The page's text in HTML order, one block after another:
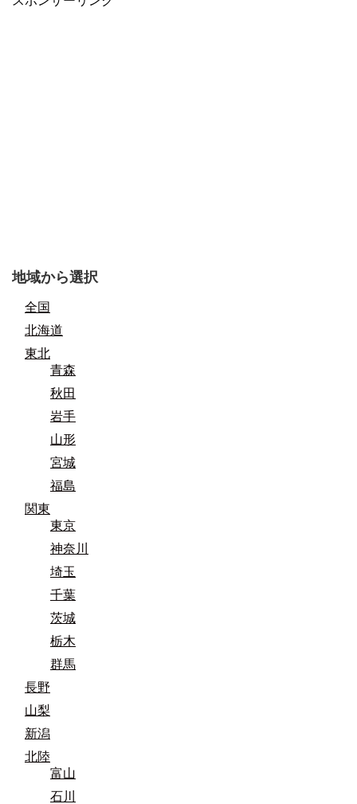
地域から選択
全国
北海道
東北
青森
秋田
岩手
山形
宮城
福島
関東
東京
神奈川
埼玉
千葉
茨城
栃木
群馬
長野
山梨
新潟
北陸
富山
石川